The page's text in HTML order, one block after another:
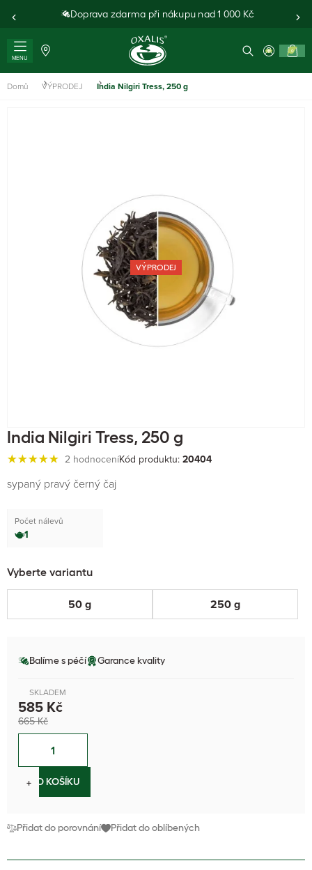
Doprava zdarma při nákupu nad 1 000 Kč
MENU
0
Domů VÝPRODEJ India Nilgiri Tress, 250 g
VÝPRODEJ
India Nilgiri Tress, 250 g
2 hodnoceníKód produktu: 20404
sypaný pravý černý čaj
Počet nálevů
1
Vyberte variantu
50 g 250 g
Balíme s péčí Garance kvality
SKLADEM
585 Kč
665 Kč
−
+DO KOŠÍKU
Přidat do porovnání Přidat do oblíbených